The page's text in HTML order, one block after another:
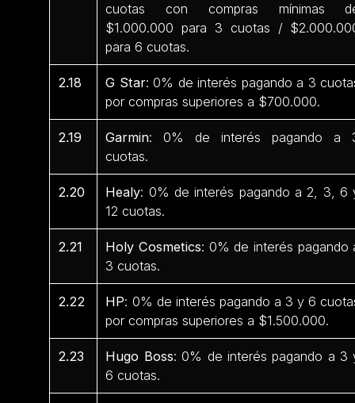
cuotas con compras mínimas
$1.000.000 para 3 cuotas /
para 6 cuotas.
2.18 G Star: 0% de interés pagando a 3
por compras superiores a $700.000.
2.19 Garmin: 0% de interés pagando a
cuotas.
2.20 Healy: 0% de interés pagando a 2, 3, 6
12 cuotas.
2.21 Holy Cosmetics: 0% de interés pagando
3 cuotas.
2.22 HP: 0% de interés pagando a 3 y 6
por compras superiores a $1.500.000.
2.23 Hugo Boss: 0% de interés pagando a 3
6 cuotas.